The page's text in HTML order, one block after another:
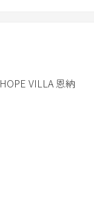
HOPE VILLA 恩納